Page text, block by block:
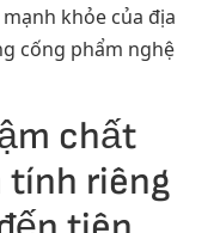
khỏe của địa
cống phẩm nghệ
chất
tính riêng